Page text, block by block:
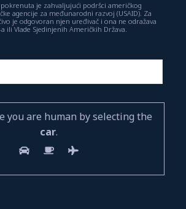
je zahvaljujući podršci američkog
agencije za međunarodni razvoj (USAID). Za
je odgovoran njen uređivač i ona ne odražava
ili Vlade Sjedinjenih Američkih Država.
you are human by selecting the
car.